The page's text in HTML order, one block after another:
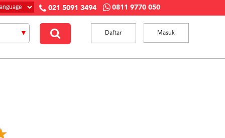
021 5091 3494 0811 9770 050
Masuk
Daftar